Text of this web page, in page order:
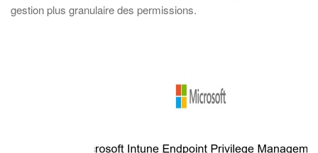
gestion plus granulaire des permissions.